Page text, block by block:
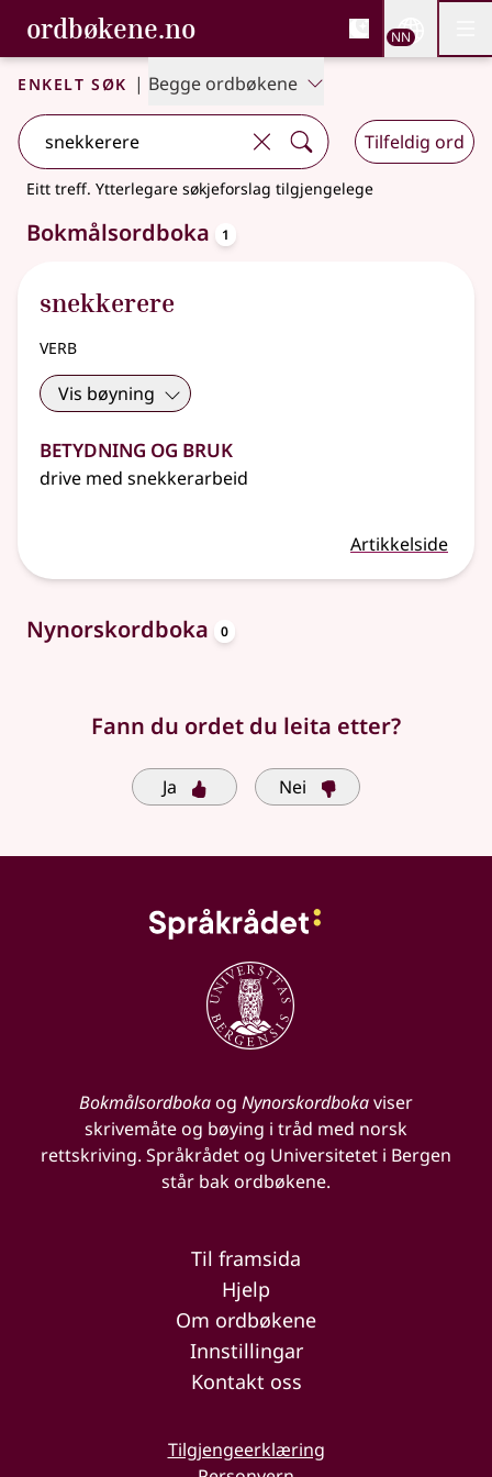
Gå til hovudinnhald
Tilgjenge
ordbøkene.no, Bokmålsordboka og
Bokmålsordboka og Nynorskordboka
NN
Enkelt søk | Begge ordbøkene
Tilfeldig ord
Eitt treff. Ytterlegare søkjeforslag tilgjengelege
Bokmålsordboka 1
snekkerere
verb
Vis bøyning
Betydning og bruk
drive med snekkerarbeid
Artikkelside
Nynorskordboka 0
Fann du ordet du leita etter?
Ja Nei
Bokmålsordbokaog Nynorskordbokaviser
skrivemåte og bøying i tråd med norsk
rettskriving. Språkrådet og Universitetet i Bergen
står bak ordbøkene.
Til framsida
Hjelp
Om ordbøkene
Innstillingar
Kontakt oss
Tilgjengeerklæring